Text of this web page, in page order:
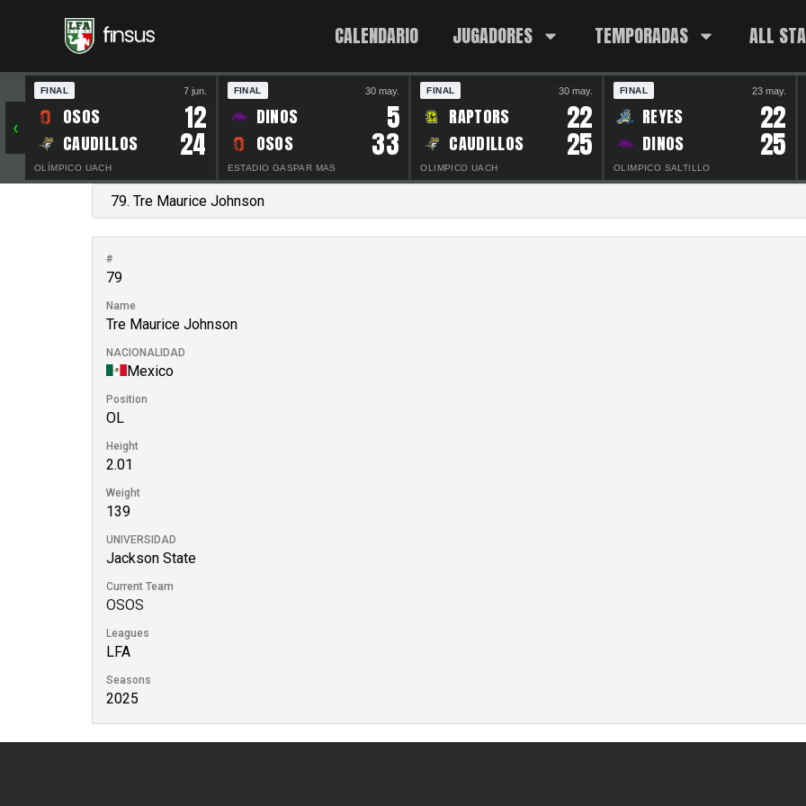
CALENDARIO JUGADORES TEMPORADAS ALL
‹
FINAL 7 jun.
OSOS 12
CAUDILLOS 24
OLÍMPICO UACH
FINAL 30 may.
DINOS 5
OSOS 33
ESTADIO GASPAR MAS
FINAL 30 may.
RAPTORS 22
CAUDILLOS 25
OLIMPICO UACH
FINAL 23 may.
REYES 22
DINOS 25
OLIMPICO SALTILLO
#
79
Name
Tre Maurice Johnson
NACIONALIDAD
Mexico
Position
OL
Height
2.01
Weight
139
UNIVERSIDAD
Jackson State
Current Team
OSOS
Leagues
LFA
Seasons
2025